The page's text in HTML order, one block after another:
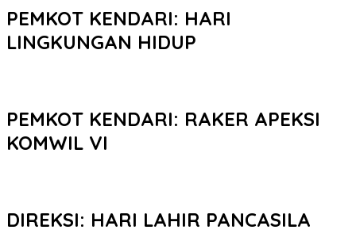
PEMKOT KENDARI: HARI
LINGKUNGAN HIDUP
PEMKOT KENDARI: RAKER APEKSI
KOMWIL VI
DIREKSI: HARI LAHIR PANCASILA